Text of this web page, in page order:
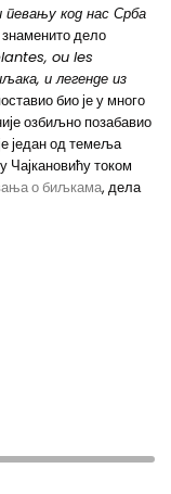
певању код нас Срба
дело
ou les
и легенде из
био је у много
озбиљно позабавио
један од темеља
Чајкановићу током
о биљкама, дела